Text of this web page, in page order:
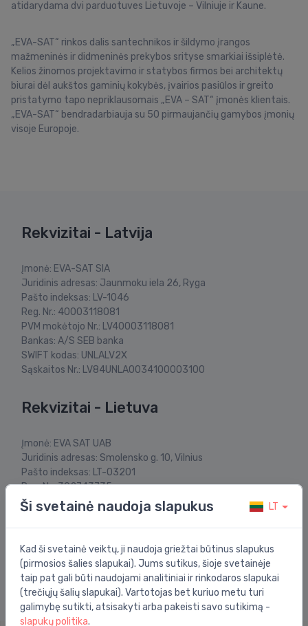
atidarydama dvi parduotuves Lietuvoje – Vilniuje ir Kaune.
„EVA-SAT“ rinkos dalis santechnikos ir šildymo įrangos
mažmeninės ir didmeninės prekybos srityse smarkiai išsiplėtė.
Kelios žinomos projektavimo ir statybos firmos bei architektų
biurai dėl aukštos gaminių kokybės, įvairios pasiūlos ir greito
pristatymo tapo nepriklausomais „EVA – SAT“ įmonės klientais.
„EVA-SAT“ bendradarbiauja su 50 pirmaujančių gamybos įmonių
visoje Europoje.
Rekvizitai - Latvija
Įmonė: EVA-SAT SIA
Juridinis adresas: Jaunmoku iela 26, Ryga
Pašto indeksas: LV-1046
Reg. Nr.: 40003118081
PVM mokėtojo Nr.: LV40003118081
Bankas: A/S SEB banka
SWIFT kodas: UNLALV2X
Sąskaitos Nr.: LV84UNLA0034100003100
Rekvizitai - Lietuva
Įmonė: EVA SAT UAB
Juridinis adresas: Smolensko g. 10, Vilnius
Pašto indeksas: LT-03201
Reg. Nr.: 302743735
PVM mokėtojo Nr.: LT100006782913
Bankas: AB SEB bankas
Banko kodas: 70440
SWIFT kodas: CBVILT2X
Sąskaitos Nr.: LT977044060007811993
Ši svetainė naudoja slapukus LT
Kad ši svetainė veiktų, ji naudoja griežtai būtinus slapukus
(pirmosios šalies slapukai). Jums sutikus, šioje svetainėje
taip pat gali būti naudojami analitiniai ir rinkodaros slapukai
(trečiųjų šalių slapukai). Vartotojas bet kuriuo metu turi
galimybę sutikti, atsisakyti arba pakeisti savo sutikimą -
slapukų politika.